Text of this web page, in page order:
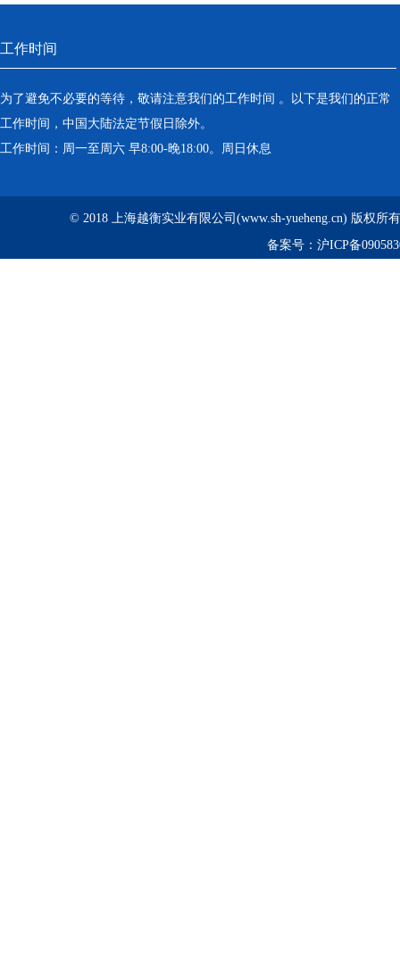
工作时间
为了避免不必要的等待，敬请注意我们的工作时间 。以下是我们的正常
工作时间，中国大陆法定节假日除外。
工作时间：周一至周六 早8:00-晚18:00。周日休息
© 2018 上海越衡实业有限公司(www.sh-yueheng.cn) 版权所
备案号： 沪ICP备